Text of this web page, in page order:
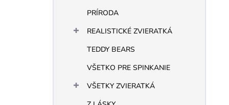
PRÍRODA
REALISTICKÉ ZVIERATKÁ
TEDDY BEARS
VŠETKO PRE SPINKANIE
VŠETKY ZVIERATKÁ